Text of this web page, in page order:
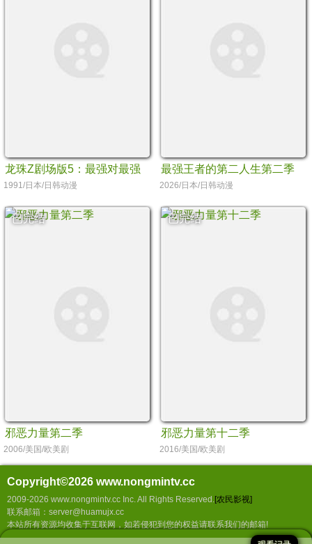
龙珠Z剧场版5：最强对最强
1991/日本/日韩动漫
最强王者的第二人生第二季
2026/日本/日韩动漫
已完结
邪恶力量第二季
2006/美国/欧美剧
已完结
邪恶力量第十二季
2016/美国/欧美剧
Copyright©2026 www.nongmintv.cc
2009-2026 www.nongmintv.cc Inc. All Rights Reserved. [农民影视]
联系邮箱：server@huamujx.cc
本站所有资源均收集于互联网，如若侵犯到您的权益请联系我们的邮箱!